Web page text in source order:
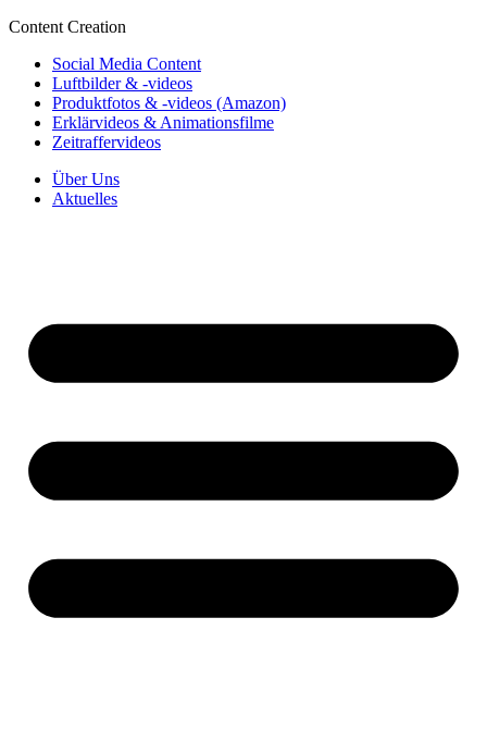
Content Creation
Social Media Content
Luftbilder & -videos
Produktfotos & -videos (Amazon)
Erklärvideos & Animationsfilme
Zeitraffervideos
Über Uns
Aktuelles